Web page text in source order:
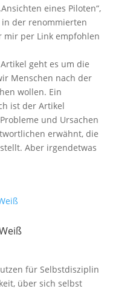
eines Piloten“,
in der renommierten
mir per Link empfohlen
geht es um die
Menschen nach der
wollen. Ein
ist der Artikel
und Ursachen
erwähnt, die
Aber irgendetwas
für Selbstdisziplin
über sich selbst